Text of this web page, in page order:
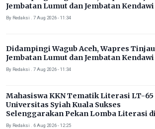
Jembatan Lumut dan Jembatan Kendawi
By Redaksi . 7 Aug 2026 - 11:34
Didampingi Wagub Aceh, Wapres Tinjau
Jembatan Lumut dan Jembatan Kendawi
By Redaksi . 7 Aug 2026 - 11:34
Mahasiswa KKN Tematik Literasi LT-65
Universitas Syiah Kuala Sukses
Selenggarakan Pekan Lomba Literasi
Gampong Rhieng Blang
By Redaksi . 6 Aug 2026 - 12:25